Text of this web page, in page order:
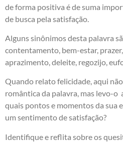
de forma positiva é de suma
de busca pela satisfação.
Alguns sinônimos desta palavra
contentamento, bem-estar,
aprazimento, deleite, regozijo,
Quando relato felicidade, aqui
romântica da palavra, mas levo-
quais pontos e momentos da sua
um sentimento de satisfação?
Identifique e reflita sobre os